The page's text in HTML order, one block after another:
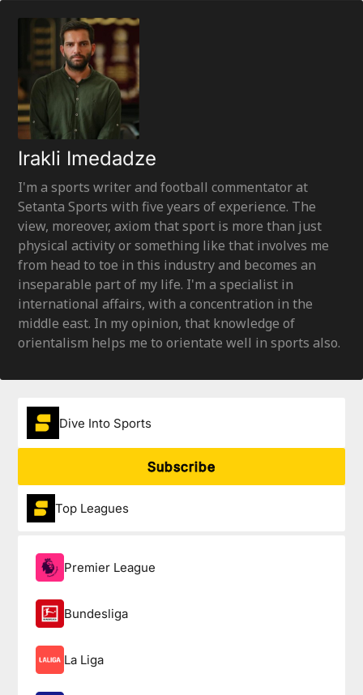
Irakli Imedadze
I'm a sports writer and football commentator at
Setanta Sports with five years of experience. The
view, moreover, axiom that sport is more than just
physical activity or something like that involves me
from head to toe in this industry and becomes an
inseparable part of my life. I'm a specialist in
international affairs, with a concentration in the
middle east. In my opinion, that knowledge of
orientalism helps me to orientate well in sports also.
Dive Into Sports
Subscribe
Top Leagues
Premier League
Bundesliga
La Liga